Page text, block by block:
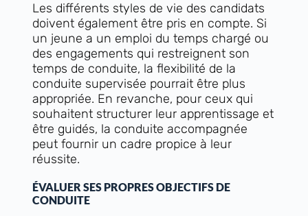
Les différents styles de vie des candidats
doivent également être pris en compte. Si
un jeune a un emploi du temps chargé ou
des engagements qui restreignent son
temps de conduite, la flexibilité de la
conduite supervisée pourrait être plus
appropriée. En revanche, pour ceux qui
souhaitent structurer leur apprentissage et
être guidés, la conduite accompagnée
peut fournir un cadre propice à leur
réussite.
ÉVALUER SES PROPRES OBJECTIFS DE
CONDUITE